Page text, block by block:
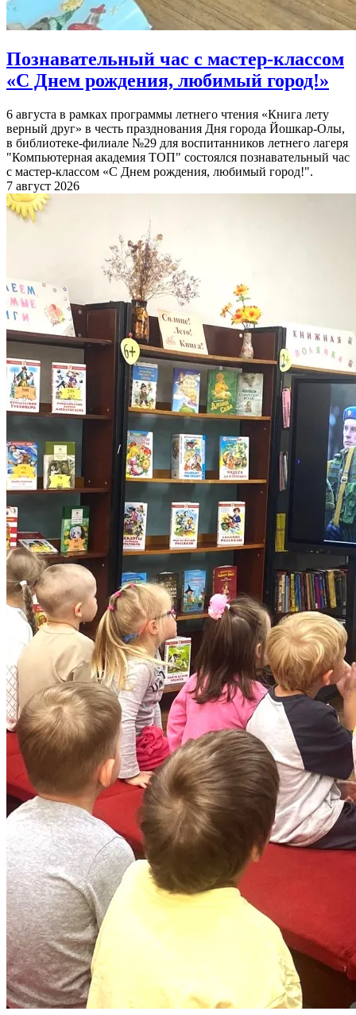
Познавательный час с мастер-классом
«С Днем рождения, любимый город!»
6 августа в рамках программы летнего чтения «Книга лету
верный друг» в честь празднования Дня города Йошкар-Олы,
в библиотеке-филиале №29 для воспитанников летнего лагеря
"Компьютерная академия ТОП" состоялся познавательный час
с мастер-классом «С Днем рождения, любимый город!".
7 август 2026